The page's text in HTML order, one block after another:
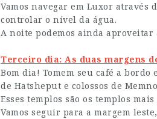
Vamos navegar em Luxor através
controlar o nível da água.
A noite podemos ainda aproveitar
Terceiro dia: As duas margens
Bom dia! Tomem seu café a bordo
de Hatsheput e colossos de
Esses templos são os templos
Vamos seguir para a margem